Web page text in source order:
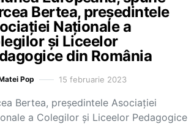
Bertea, președintele
Naționale a
și Liceelor
din România
Pop 15 februarie 2023
Bertea, președintele Asociației
a Colegilor și Liceelor Pedagogice